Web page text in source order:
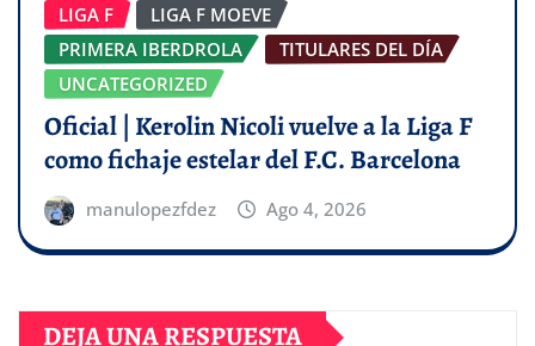
LIGA F
LIGA F MOEVE
PRIMERA IBERDROLA
TITULARES DEL DÍA
UNCATEGORIZED
Oficial | Kerolin Nicoli vuelve a la Liga F
como fichaje estelar del F.C. Barcelona
manulopezfdez Ago 4, 2026
DEJA UNA RESPUESTA